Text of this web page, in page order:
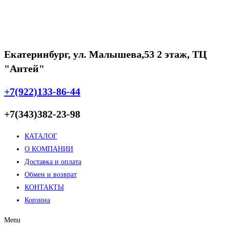
Екатеринбург, ул. Малышева,53 2 этаж, ТЦ
"Антей"
+7(922)133-86-44
+7(343)382-23-98
КАТАЛОГ
О КОМПАНИИ
Доставка и оплата
Обмен и возврат
КОНТАКТЫ
Корзина
Menu